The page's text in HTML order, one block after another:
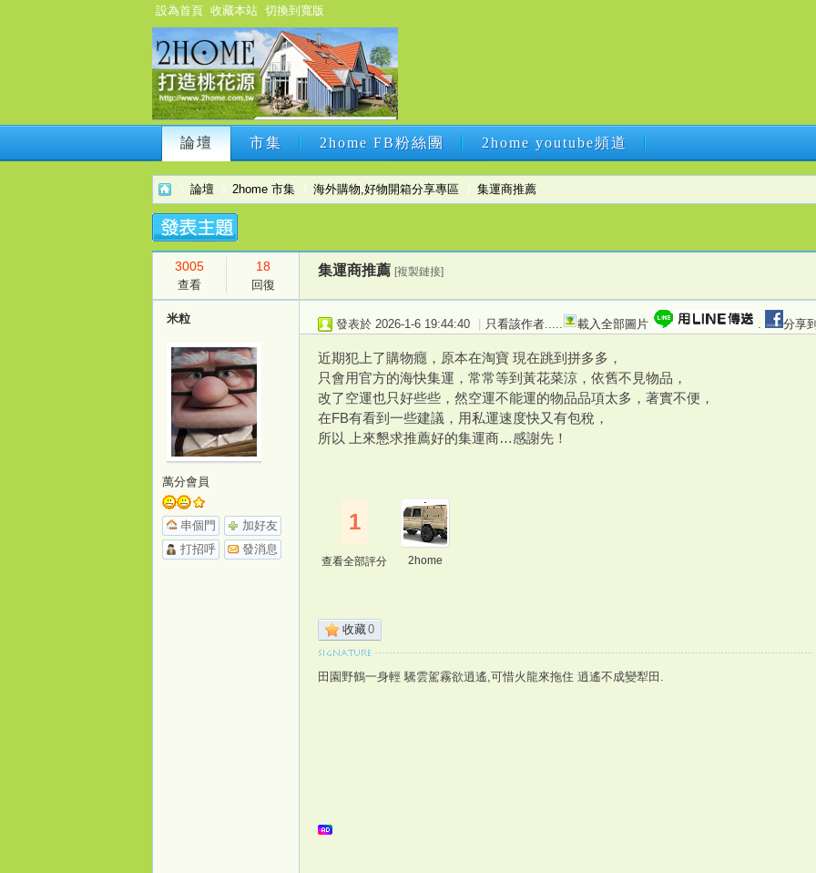
設為首頁 收藏本站 切換到寬版
論壇 市集 2home FB粉絲團 2home youtube頻道
論壇 市集 2home FB粉絲團 2home youtube頻道
›
論壇 2home 市集 海外購物,好物開箱分享專區 集運商推薦
3005
查看
18
回復
集運商推薦 [複製鏈接]
米粒
萬分會員
串個門
加好友
打招呼
發消息
發表於 2026-1-6 19:44:40 | 只看該作者 載入全部圖片 分享
近期犯上了購物癮，原本在淘寶 現在跳到拼多多，
只會用官方的海快集運，常常等到黃花菜涼，依舊不見物品，
改了空運也只好些些，然空運不能運的物品品項太多，著實不便，
在FB有看到一些建議，用私運速度快又有包稅，
所以 上來懇求推薦好的集運商…感謝先！
1
查看全部評分 2home
收藏0
田園野鶴一身輕 驣雲駕霧欲逍遙,可惜火龍來拖住 逍遙不成變犁田.